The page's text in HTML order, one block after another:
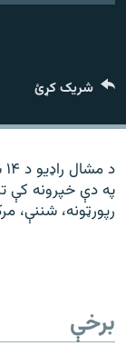
د ازادې اروپا
شریک کړئ
په دې خپرونه کې
رپورټونه، شننې،
برخې